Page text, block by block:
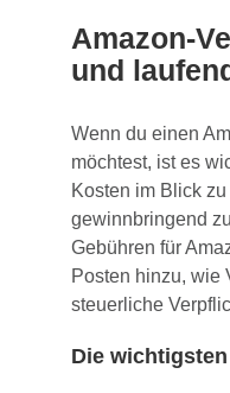
Amazon-
und
Wenn du einen
möchtest, ist es
Kosten im Blick
gewinnbringend
Gebühren für
Posten hinzu, wie
steuerliche
Die